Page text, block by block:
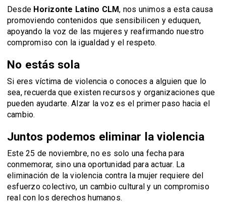
Desde Horizonte Latino CLM, nos unimos a esta causa
promoviendo contenidos que sensibilicen y eduquen,
apoyando la voz de las mujeres y reafirmando nuestro
compromiso con la igualdad y el respeto.
No estás sola
Si eres víctima de violencia o conoces a alguien que lo
sea, recuerda que existen recursos y organizaciones que
pueden ayudarte. Alzar la voz es el primer paso hacia el
cambio.
Juntos podemos eliminar la violencia
Este 25 de noviembre, no es solo una fecha para
conmemorar, sino una oportunidad para actuar. La
eliminación de la violencia contra la mujer requiere del
esfuerzo colectivo, un cambio cultural y un compromiso
real con los derechos humanos.